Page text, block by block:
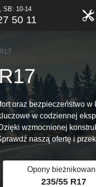
SB: 10-14
50 11
oraz bezpieczeństwo
w codziennej
wzmocnionej
naszą ofertę i
Opony
235/55 R17